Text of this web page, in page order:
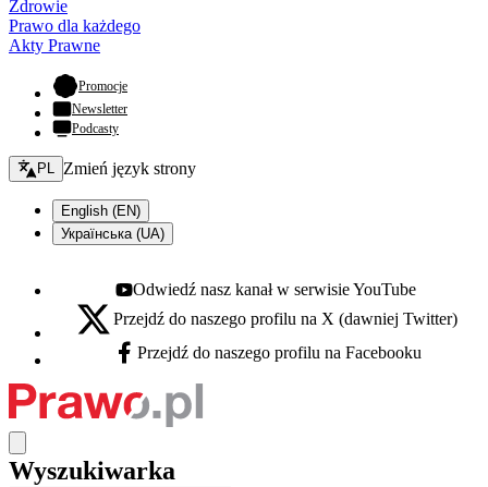
Zdrowie
Prawo dla każdego
Akty Prawne
Promocje- otwiera się w nowej karcie
Newsletter
Podcasty
Zmień język - bieżący:
PL Zmień język strony
English (EN)
Українська (UA)
Youtube - otwiera się w nowej karcie
Odwiedź nasz kanał w serwisie YouTube
X - otwiera się w nowej karcie
Przejdź do naszego profilu na X (dawniej Twitter)
Facebook - otwiera się w nowej karcie
Przejdź do naszego profilu na Facebooku
Wyszukiwarka